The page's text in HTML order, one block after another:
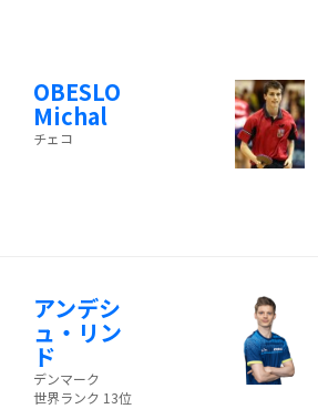
OBESLO
Michal
チェコ
アンデシ
ュ・リン
ド
デンマーク
世界ランク 13位